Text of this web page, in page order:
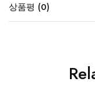
상품평 (0)